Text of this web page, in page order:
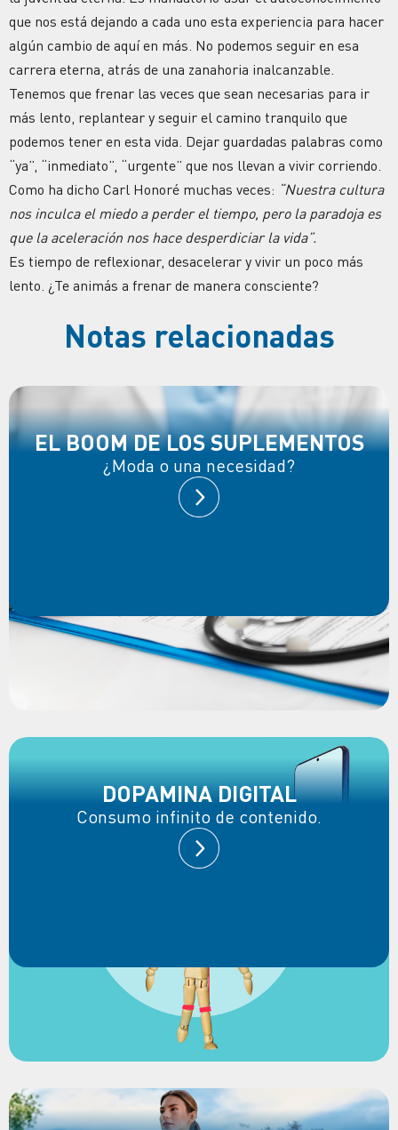
que nos está dejando a cada uno esta experiencia para hacer
algún cambio de aquí en más. No podemos seguir en esa
carrera eterna, atrás de una zanahoria inalcanzable.
Tenemos que frenar las veces que sean necesarias para ir
más lento, replantear y seguir el camino tranquilo que
podemos tener en esta vida. Dejar guardadas palabras como
“ya”, “inmediato”, “urgente” que nos llevan a vivir corriendo.
Como ha dicho Carl Honoré muchas veces: “Nuestra cultura
nos inculca el miedo a perder el tiempo, pero la paradoja es
que la aceleración nos hace desperdiciar la vida”.
Es tiempo de reflexionar, desacelerar y vivir un poco más
lento. ¿Te animás a frenar de manera consciente?
Notas relacionadas
EL BOOM DE LOS SUPLEMENTOS
¿Moda o una necesidad?
DOPAMINA DIGITAL
Consumo infinito de contenido.